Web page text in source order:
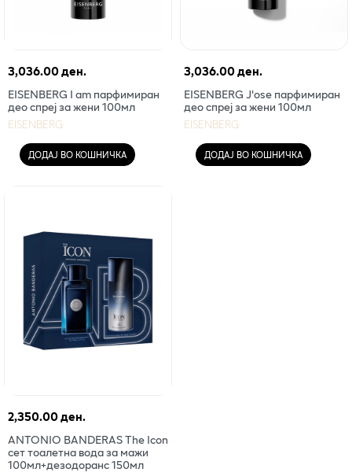
3,036.00 ден.
EISENBERG I am парфимиран
део спреј за жени 100мл
EISENBERG
ДОДАЈ ВО КОШНИЧКА
3,036.00 ден.
EISENBERG J'ose парфимиран
део спреј за жени 100мл
EISENBERG
ДОДАЈ ВО КОШНИЧКА
2,350.00 ден.
ANTONIO BANDERAS The Icon
сет тоалетна вода за мажи
100мл+дезодоранс 150мл